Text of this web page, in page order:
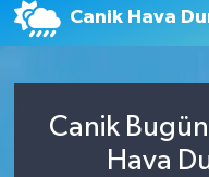
Canik Hava
Canik
Hava